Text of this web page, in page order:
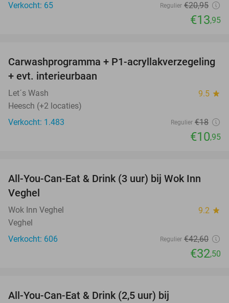
Verkocht: 65
Regulier €20,95
€13,95
39%
Carwashprogramma + P1-acryllakverzegeling
+ evt. interieurbaan
Let´s Wash 9.5 star
Heesch (+2 locaties)
Verkocht: 1.483
Regulier €18
€10,95
24%
All-You-Can-Eat & Drink (3 uur) bij Wok Inn
Veghel
Wok Inn Veghel 9.2 star
Veghel
Verkocht: 606
Regulier €42,60
€32,50
All-You-Can-Eat & Drink (2,5 uur) bij